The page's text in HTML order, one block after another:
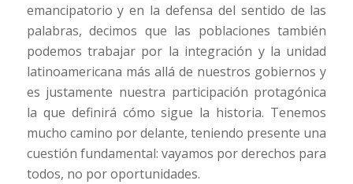
emancipatorio y en la defensa del sentido de las
palabras, decimos que las poblaciones también
podemos trabajar por la integración y la unidad
latinoamericana más allá de nuestros gobiernos y
es justamente nuestra participación protagónica
la que definirá cómo sigue la historia. Tenemos
mucho camino por delante, teniendo presente una
cuestión fundamental: vayamos por derechos para
todos, no por oportunidades.